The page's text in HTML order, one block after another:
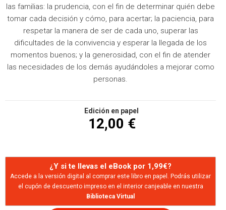
las familias: la prudencia, con el fin de determinar quién debe
tomar cada decisión y cómo, para acertar; la paciencia, para
respetar la manera de ser de cada uno, superar las
dificultades de la convivencia y esperar la llegada de los
momentos buenos; y la generosidad, con el fin de atender
las necesidades de los demás ayudándoles a mejorar como
personas.
Edición en papel
12,00 €
¿Y si te llevas el eBook por 1,99€?
Accede a la versión digital al comprar este libro en papel. Podrás utilizar
el cupón de descuento impreso en el interior canjeable en nuestra
Biblioteca Virtual